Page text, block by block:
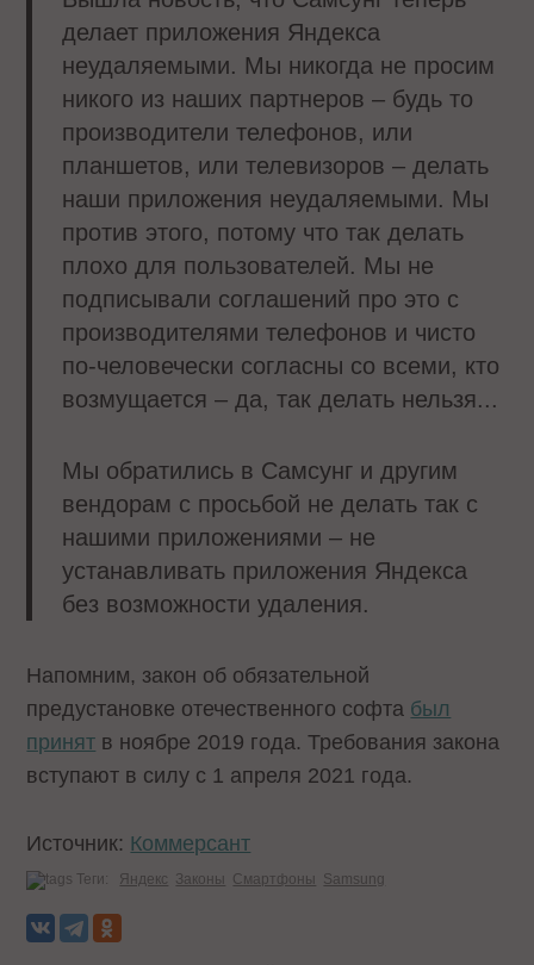
делает приложения Яндекса
неудаляемыми. Мы никогда не просим
никого из наших партнеров – будь то
производители телефонов, или
планшетов, или телевизоров – делать
наши приложения неудаляемыми. Мы
против этого, потому что так делать
плохо для пользователей. Мы не
подписывали соглашений про это с
производителями телефонов и чисто
по-человечески согласны со всеми, кто
возмущается – да, так делать нельзя...
Мы обратились в Самсунг и другим
вендорам с просьбой не делать так с
нашими приложениями – не
устанавливать приложения Яндекса
без возможности удаления.
Напомним, закон об обязательной
предустановке отечественного софта был
принят в ноябре 2019 года. Требования закона
вступают в силу с 1 апреля 2021 года.
Источник: Коммерсант
Теги: Яндекс Законы Смартфоны Samsung